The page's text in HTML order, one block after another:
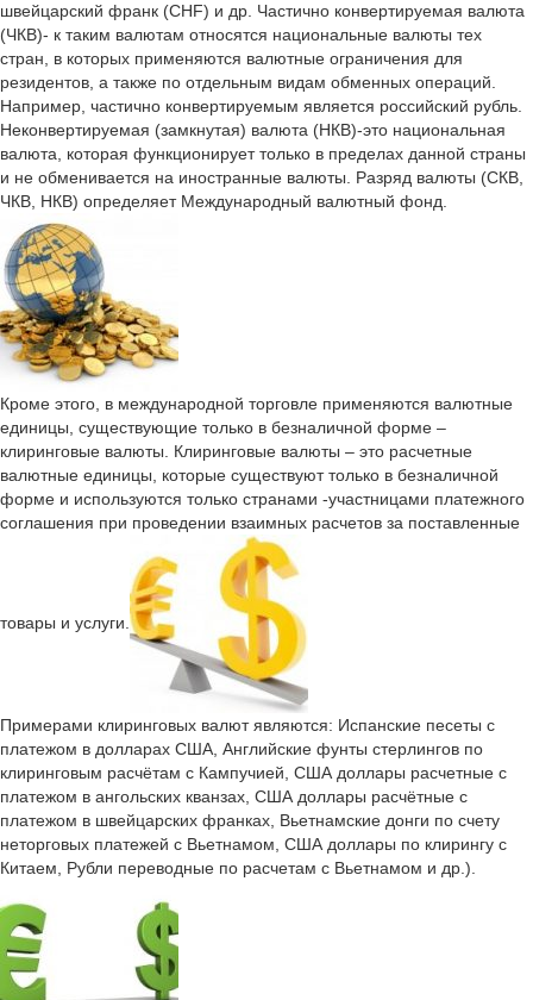
швейцарский франк (CHF) и др. Частично конвертируемая валюта
(ЧКВ)- к таким валютам относятся национальные валюты тех
стран, в которых применяются валютные ограничения для
резидентов, а также по отдельным видам обменных операций.
Например, частично конвертируемым является российский рубль.
Неконвертируемая (замкнутая) валюта (НКВ)-это национальная
валюта, которая функционирует только в пределах данной страны
и не обменивается на иностранные валюты. Разряд валюты (СКВ,
ЧКВ, НКВ) определяет Международный валютный фонд.
Кроме этого, в международной торговле применяются валютные
единицы, существующие только в безналичной форме –
клиринговые валюты. Клиринговые валюты – это расчетные
валютные единицы, которые существуют только в безналичной
форме и используются только странами -участницами платежного
соглашения при проведении взаимных расчетов за поставленные
товары и услуги.
Примерами клиринговых валют являются: Испанские песеты с
платежом в долларах США, Английские фунты стерлингов по
клиринговым расчётам с Кампучией, США доллары расчетные с
платежом в ангольских кванзах, США доллары расчётные с
платежом в швейцарских франках, Вьетнамские донги по счету
неторговых платежей с Вьетнамом, США доллары по клирингу с
Китаем, Рубли переводные по расчетам с Вьетнамом и др.).